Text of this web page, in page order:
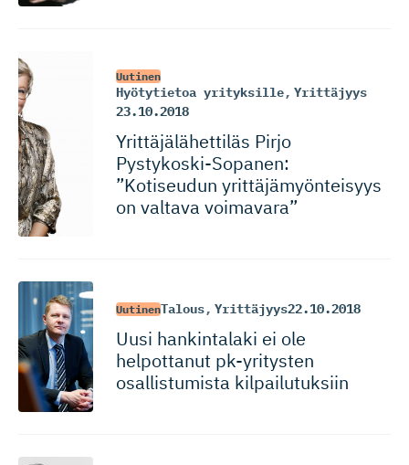
Uutinen
Hyötytietoa yrityksille, Yrittäjyys
23.10.2018
Yrittäjälä­hettiläs Pirjo
Pystykoski-So­panen:
”Kotiseudun yrittäjämyön­teisyys
on valtava voimavara”
UutinenTalous, Yrittäjyys22.10.2018
Uusi hankintalaki ei ole
helpottanut pk-yritysten
osallistumista kilpailutuksiin